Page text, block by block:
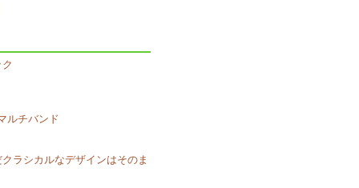
ルチバンド
ラシカルなデザインはそのま